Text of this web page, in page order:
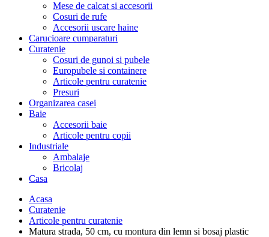
Mese de calcat si accesorii
Cosuri de rufe
Accesorii uscare haine
Carucioare cumparaturi
Curatenie
Cosuri de gunoi si pubele
Europubele si containere
Articole pentru curatenie
Presuri
Organizarea casei
Baie
Accesorii baie
Articole pentru copii
Industriale
Ambalaje
Bricolaj
Casa
Acasa
Curatenie
Articole pentru curatenie
Matura strada, 50 cm, cu montura din lemn si bosaj plastic